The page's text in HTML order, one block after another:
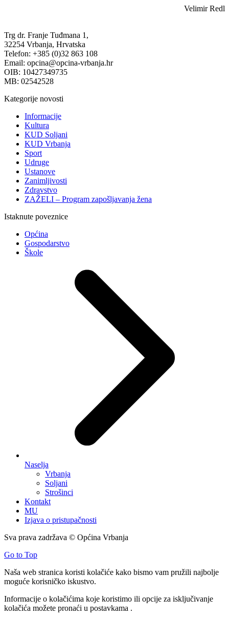
Velimir Redl
Trg dr. Franje Tuđmana 1,
32254 Vrbanja, Hrvatska
Telefon: +385 (0)32 863 108
Email: opcina@opcina-vrbanja.hr
OIB: 10427349735
MB: 02542528
Kategorije novosti
Informacije
Kultura
KUD Soljani
KUD Vrbanja
Sport
Udruge
Ustanove
Zanimljivosti
Zdravstvo
ZAŽELI – Program zapošljavanja žena
Istaknute poveznice
Općina
Gospodarstvo
Škole
Naselja
Vrbanja
Soljani
Strošinci
Kontakt
MU
Izjava o pristupačnosti
Sva prava zadržava © Općina Vrbanja
Go to Top
Naša web stranica koristi kolačiće kako bismo vam pružili najbolje
moguće korisničko iskustvo.
Informacije o kolačićima koje koristimo ili opcije za isključivanje
kolačića možete pronaći u postavkama .